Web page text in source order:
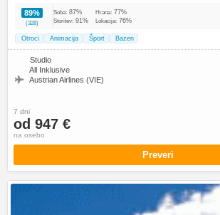
89%
(328)
Soba: 87% Hrana: 77%
Storitev: 91% Lokacija: 76%
Otroci Animacija Šport Bazen
Studio
All Inklusive
Austrian Airlines (VIE)
7 dni
od 947 €
na osebo
Preveri